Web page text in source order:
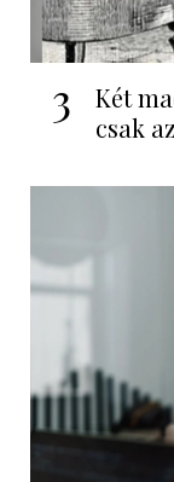
3
Két
csak